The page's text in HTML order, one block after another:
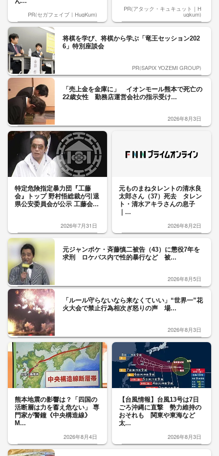
PR(セガフェイブ｜HugKum)
PR(アタック・キュキュット｜H
ugkum)
将棋を学び、将棋から学ぶ「竜王セッション202
6」特別座談会
PR(SAPIX YOZEMI GROUP)
「売上金を金庫に」 イオンモール熊本で死亡の
22歳女性 勤務店運営会社の指示受け...
2026年8月3日
特定危険指定暴力団『工藤
会』トップ 野村悟総裁が引退
県公安委員会が公示 工藤会...
2026年7月31日
元ものまねタレントの清水良
太郎さん（37）死去 タレン
ト・清水アキラさんの息子
｜...
2026年8月2日
元ジャンポケ・斉藤慎二被告（43）に懲役7年を
求刑 ロケバス内で性的暴行など 被...
2026年8月5日
「ルール守らないなら来なくていい」“世界一”花
火大会で禁止行為相次ぎ怒りの声 場...
2026年8月3日
熊本地震の影響は？「四国の
活断層は力を蓄え危ない」 専
門家が警鐘《中央構造線》
M...
2026年8月4日
【台風情報】台風13号は7日
ごろ沖縄に直撃 勢力維持の
おそれも 関東や東海など
太...
2026年8月3日